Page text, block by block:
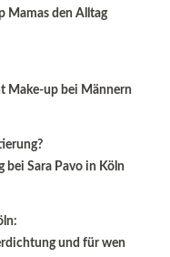
Mamas den Alltag
Make-up bei Männern
bei Sara Pavo in Köln
und für wen